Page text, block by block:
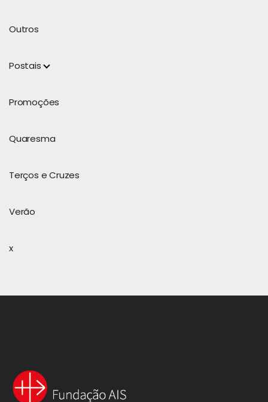
Outros
Postais
Promoções
Quaresma
Terços e Cruzes
Verão
x